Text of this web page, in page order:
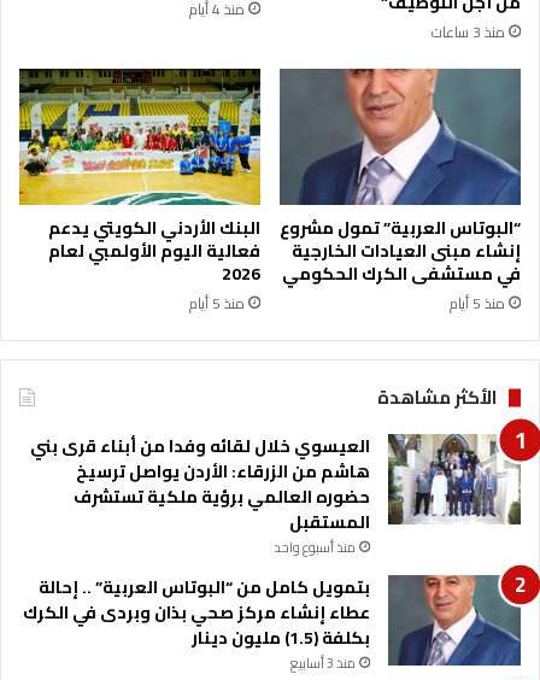
ا
ر
ا
د
ة
غ
د
ا
ف
م
2
6
"
منذ 3 ساعات
منذ 4 أيام
“البوتاس العربية” تمول مشروع
إنشاء مبنى العيادات الخارجية
في مستشفى الكرك الحكومي
منذ 5 أيام
البنك الأردني الكويتي يدعم
فعالية اليوم الأولمبي لعام
2026
منذ 5 أيام
الأكثر مشاهدة
العيسوي خلال لقائه وفدا من أبناء قرى بني
هاشم من الزرقاء: الأردن يواصل ترسيخ
حضوره العالمي برؤية ملكية تستشرف
المستقبل
منذ أسبوع واحد
بتمويل كامل من “البوتاس العربية” .. إحالة
عطاء إنشاء مركز صحي بذان وبردى في الكرك
بكلفة (1.5) مليون دينار
منذ 3 أسابيع